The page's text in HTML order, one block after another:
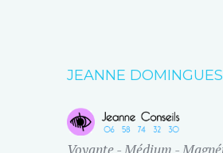
JEANNE DOMINGUES